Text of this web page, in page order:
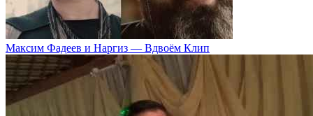
Максим Фадеев и Наргиз — Вдвоём Клип